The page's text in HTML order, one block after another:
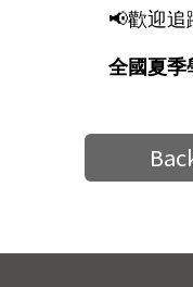
📢歡迎追
全國夏季